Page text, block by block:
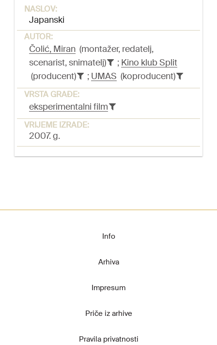
NASLOV:
Japanski
AUTOR:
Čolić, Miran (montažer, redatelj,
scenarist, snimatelj)
; Kino klub Split
(producent)
; UMAS (koproducent)
VRSTA GRAĐE:
eksperimentalni film
VRIJEME IZRADE:
2007. g.
Info
Arhiva
Impresum
Priče iz arhive
Pravila privatnosti